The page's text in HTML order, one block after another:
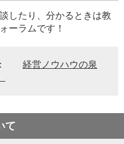
したり、分かるときは教
ーラムです！
経営ノウハウの泉
て